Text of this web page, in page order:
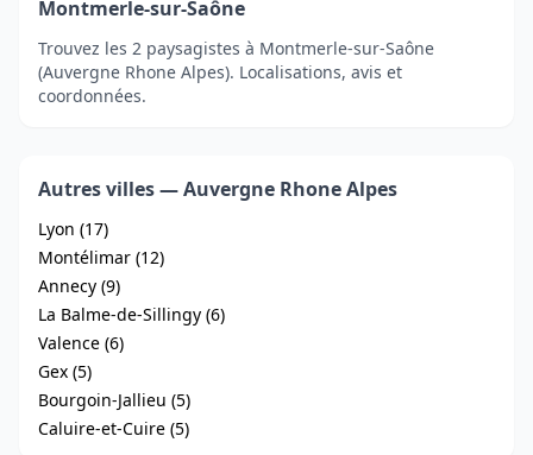
Montmerle-sur-Saône
Trouvez les 2 paysagistes à Montmerle-sur-Saône
(Auvergne Rhone Alpes). Localisations, avis et
coordonnées.
Autres villes — Auvergne Rhone Alpes
Lyon (17)
Montélimar (12)
Annecy (9)
La Balme-de-Sillingy (6)
Valence (6)
Gex (5)
Bourgoin-Jallieu (5)
Caluire-et-Cuire (5)